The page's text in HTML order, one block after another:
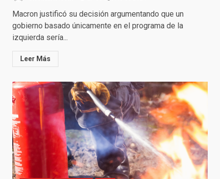
Macron justificó su decisión argumentando que un
gobierno basado únicamente en el programa de la
izquierda sería...
Leer Más